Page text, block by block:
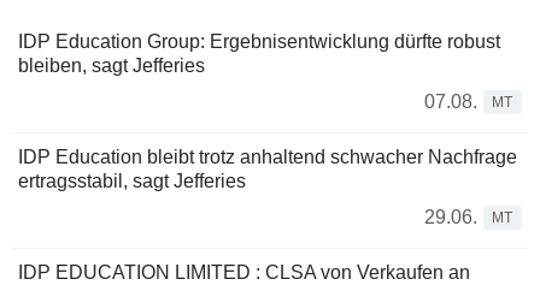
IDP Education Group: Ergebnisentwicklung dürfte robust
bleiben, sagt Jefferies
07.08.
MT
IDP Education bleibt trotz anhaltend schwacher Nachfrage
ertragsstabil, sagt Jefferies
29.06.
MT
IDP EDUCATION LIMITED : CLSA von Verkaufen an